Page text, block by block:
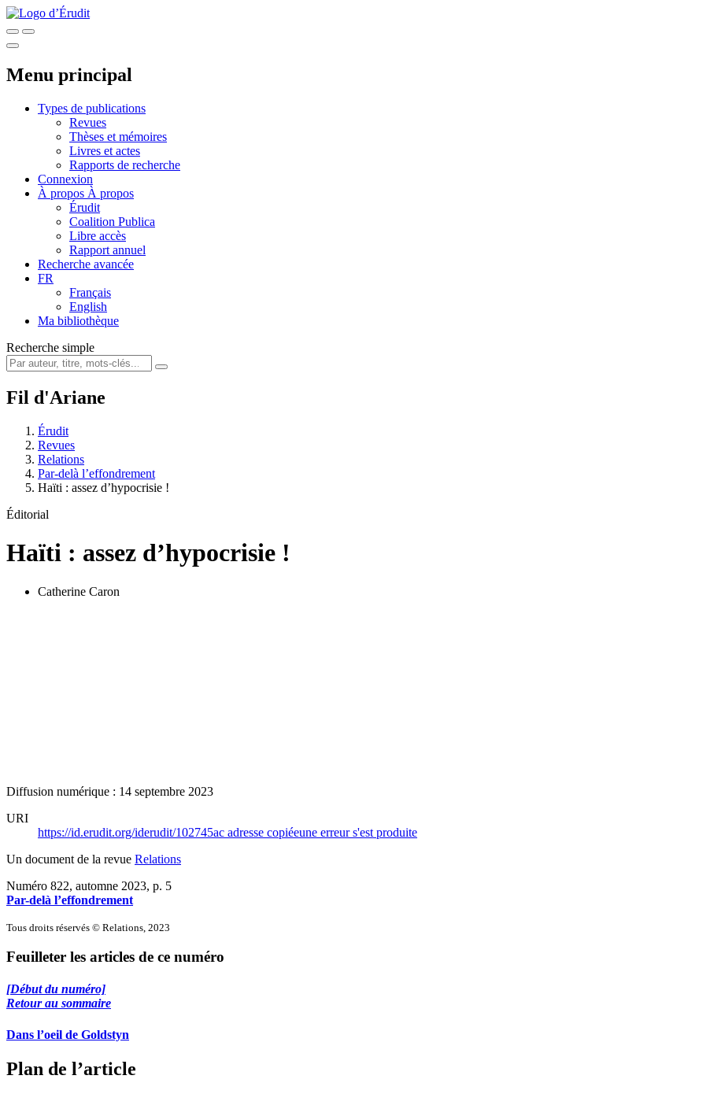
Menu principal
Types de publications
Revues
Thèses et mémoires
Livres et actes
Rapports de recherche
Connexion
À propos À propos
Érudit
Coalition Publica
Libre accès
Rapport annuel
Recherche avancée
FR
Français
English
Ma bibliothèque
Recherche simple
Fil d'Ariane
Érudit
Revues
Relations
Par-delà l’effondrement
Haïti : assez d’hypocrisie !
Éditorial
Haïti : assez d’hypocrisie !
Catherine Caron
Diffusion numérique : 14 septembre 2023
URI
https://id.erudit.org/iderudit/102745ac adresse copiéeune erreur s'est produite
Un document de la revue Relations
Numéro 822, automne 2023, p. 5
Par-delà l’effondrement
Tous droits réservés © Relations, 2023
Feuilleter les articles de ce numéro
[Début du numéro]
Retour au sommaire
Dans l’oeil de Goldstyn
Plan de l’article